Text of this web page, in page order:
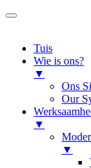
Tuis
Wie is ons?
▼
Ons
Our
▼
▼